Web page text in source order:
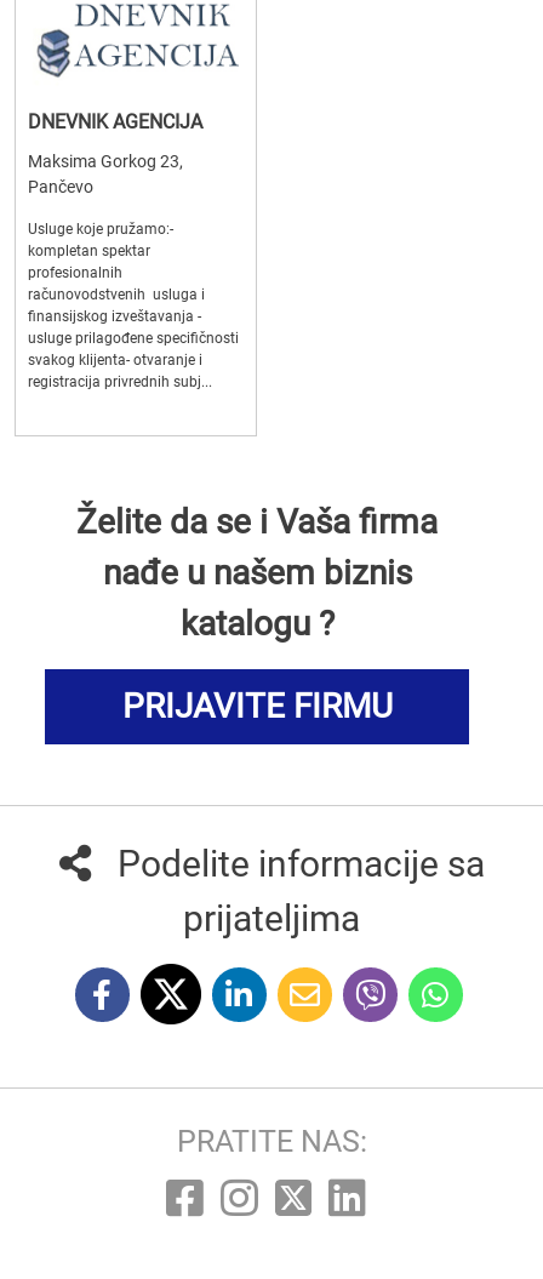
DNEVNIK AGENCIJA
Maksima Gorkog 23,
Pančevo
Usluge koje pružamo:-
kompletan spektar
profesionalnih
računovodstvenih usluga i
finansijskog izveštavanja -
usluge prilagođene specifičnosti
svakog klijenta- otvaranje i
registracija privrednih subj...
Želite da se i Vaša firma
nađe u našem biznis
katalogu ?
PRIJAVITE FIRMU
Podelite informacije sa
prijateljima
PRATITE NAS: